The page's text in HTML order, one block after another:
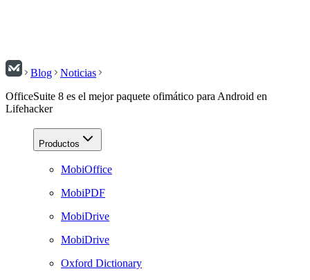
Blog
Noticias
OfficeSuite 8 es el mejor paquete ofimático para Android en
Lifehacker
Productos
MobiOffice
MobiPDF
MobiDrive
MobiDrive
Oxford Dictionary